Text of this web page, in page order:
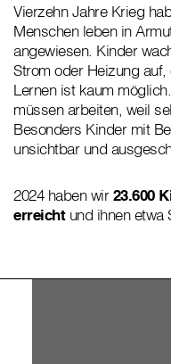
Vierzehn Jahre Krieg
Menschen leben in
angewiesen. Kinder
Strom oder Heizung
Lernen ist kaum
müssen arbeiten, weil
Besonders Kinder mit
unsichtbar und
2024 haben wir23.600
erreicht und ihnen etwa